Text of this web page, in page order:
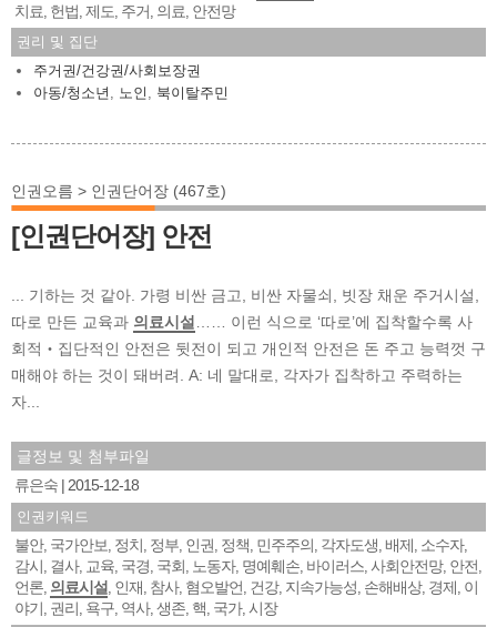
치료 헌법 제도 주거 의료 안전망
권리 및 집단
주거권/건강권/사회보장권
아동/청소년
노인 북이탈주민
인권오름 > 인권단어장 (467호)
[인권단어장] 안전
... 기하는 것 같아. 가령 비싼 금고, 비싼 자물쇠, 빗장 채운 주거시설,
따로 만든 교육과 의료시설
…… 이런 식으로 ‘따로’에 집착할수록 사
회적‧집단적인 안전은 뒷전이 되고 개인적 안전은 돈 주고 능력껏 구
매해야 하는 것이 돼버려. A: 네 말대로, 각자가 집착하고 주력하는
자...
글정보 및 첨부파일
류은숙
2015-12-18
인권키워드
불안, 국가안보 정치 정부 인권 정책 민주주의 각자도생 배제 소수자,
감시 결사, 교육 국경 국회 노동자, 명예훼손 바이러스 사회안전망, 안전
언론 의료시설 인재 참사, 혐오발언 건강, 지속가능성 손해배상, 경제 이
야기 권리 욕구 역사, 생존 핵 국가, 시장